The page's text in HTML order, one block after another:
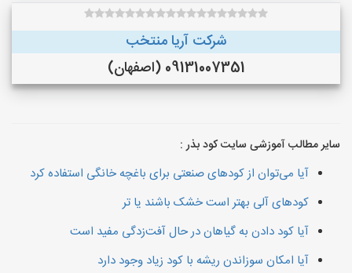
شرکت آریا منتخب
09131007351 (اصفهان)
سایر مطالب آموزشی سایت کود بذر :
آیا می‌توان از کودهای صنعتی برای باغچه خانگی استفاده کرد
کودهای آلی بهتر است خشک باشند یا تر
آیا کود دادن به گیاهان در حال آفت‌زدگی مفید است
آیا امکان سوزاندن ریشه با کود زیاد وجود دارد